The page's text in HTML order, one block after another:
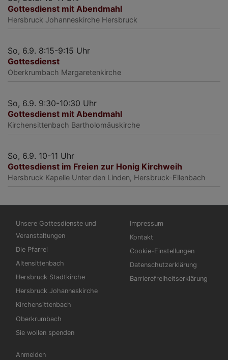
Gottesdienst mit Abendmahl
Hersbruck Johanneskirche Hersbruck
So, 6.9. 8:15-9:15 Uhr
Gottesdienst
Oberkrumbach Margaretenkirche
So, 6.9. 9:30-10:30 Uhr
Gottesdienst mit Abendmahl
Kirchensittenbach Bartholomäuskirche
So, 6.9. 10-11 Uhr
Gottesdienst im Freien zur Honig Kirchweih
Hersbruck Kapelle Unter den Linden, Hersbruck-Ellenbach
Hauptnavigation
Unsere Gottesdienste und
Veranstaltungen
Die Pfarrei
Altensittenbach
Hersbruck Stadtkirche
Hersbruck Johanneskirche
Kirchensittenbach
Oberkrumbach
Sie wollen spenden
Fußbereichsmenü
Impressum
Kontakt
Cookie-Einstellungen
Datenschutzerklärung
Barrierefreiheitserklärung
Benutzermenü
Anmelden